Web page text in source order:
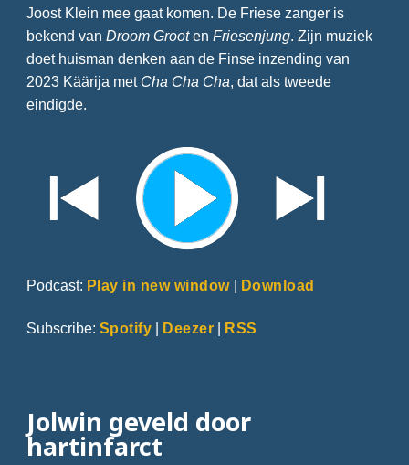
Joost Klein mee gaat komen. De Friese zanger is
bekend van Droom Grooten Friesenjung. Zijn muziek
doet huisman denken aan de Finse inzending van
2023 Käärija met Cha Cha Cha, dat als tweede
eindigde.
Podcast: Play in new window| Download
Subscribe: Spotify | Deezer | RSS
Jolwin geveld door
hartinfarct